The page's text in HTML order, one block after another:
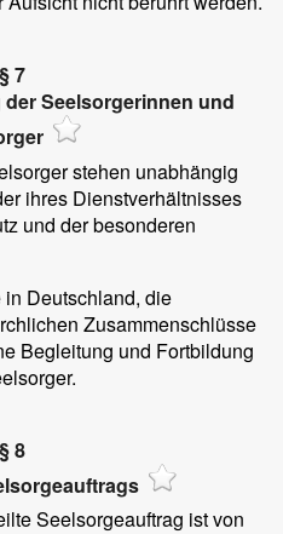
§ 7
Seelsorgerinnen und
stehen unabhängig
ihres Dienstverhältnisses
und der besonderen
Deutschland, die
Zusammenschlüsse
Begleitung und Fortbildung
§ 8
Seelsorgeauftrag ist von